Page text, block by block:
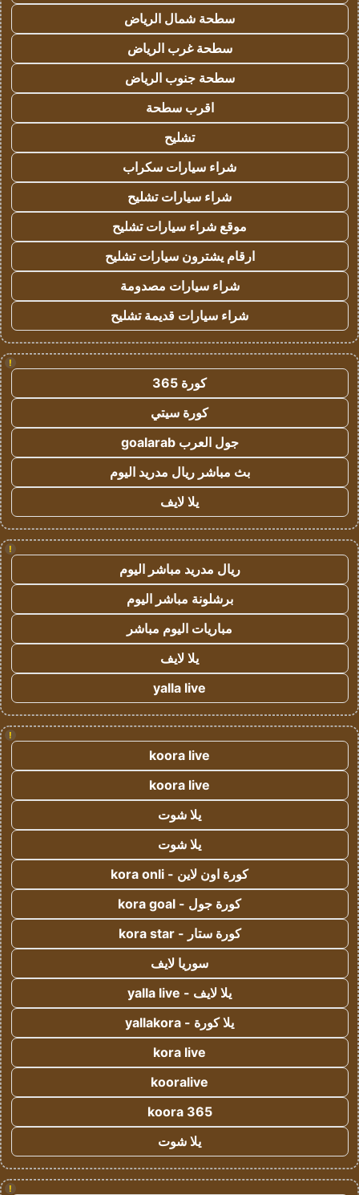
سطحة شمال الرياض
سطحة غرب الرياض
سطحة جنوب الرياض
اقرب سطحة
تشليح
شراء سيارات سكراب
شراء سيارات تشليح
موقع شراء سيارات تشليح
ارقام يشترون سيارات تشليح
شراء سيارات مصدومة
شراء سيارات قديمة تشليح
!
كورة 365
كورة سيتي
جول العرب goalarab
بث مباشر ريال مدريد اليوم
يلا لايف
!
ريال مدريد مباشر اليوم
برشلونة مباشر اليوم
مباريات اليوم مباشر
يلا لايف
yalla live
!
koora live
koora live
يلا شوت
يلا شوت
كورة اون لاين - kora onli
كورة جول - kora goal
كورة ستار - kora star
سوريا لايف
يلا لايف - yalla live
يلا كورة - yallakora
kora live
kooralive
koora 365
يلا شوت
!